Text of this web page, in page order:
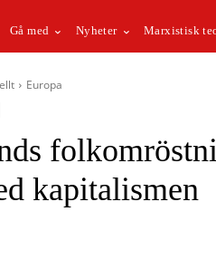
Gå med Nyheter Marxistisk
Europa
kapitalismen